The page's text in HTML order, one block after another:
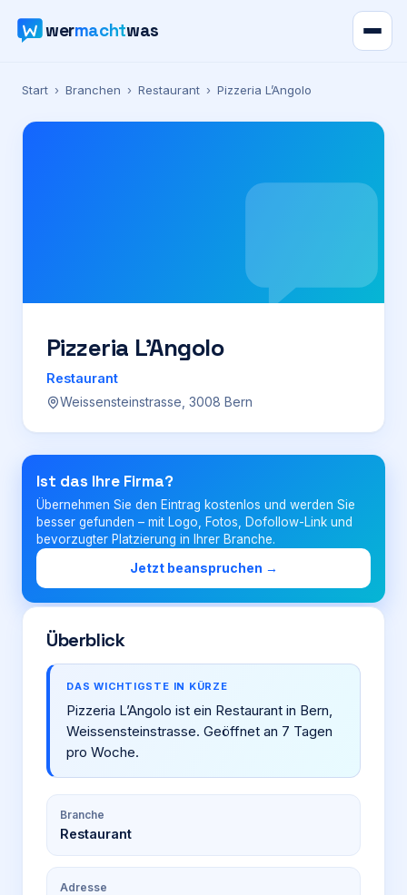
wermachtwas
Verzeichnis
Karte
Preise
Für Firmen
Login
Firma eintragen
Start › Branchen › Restaurant › Pizzeria L’Angolo
Pizzeria L’Angolo
Restaurant
Weissensteinstrasse, 3008 Bern
Ist das Ihre Firma?
Übernehmen Sie den Eintrag kostenlos und werden Sie
besser gefunden – mit Logo, Fotos, Dofollow-Link und
bevorzugter Platzierung in Ihrer Branche.
Jetzt beanspruchen →
Überblick
DAS WICHTIGSTE IN KÜRZE
Pizzeria L’Angolo ist ein Restaurant in Bern,
Weissensteinstrasse. Geöffnet an 7 Tagen
pro Woche.
Branche
Restaurant
Adresse